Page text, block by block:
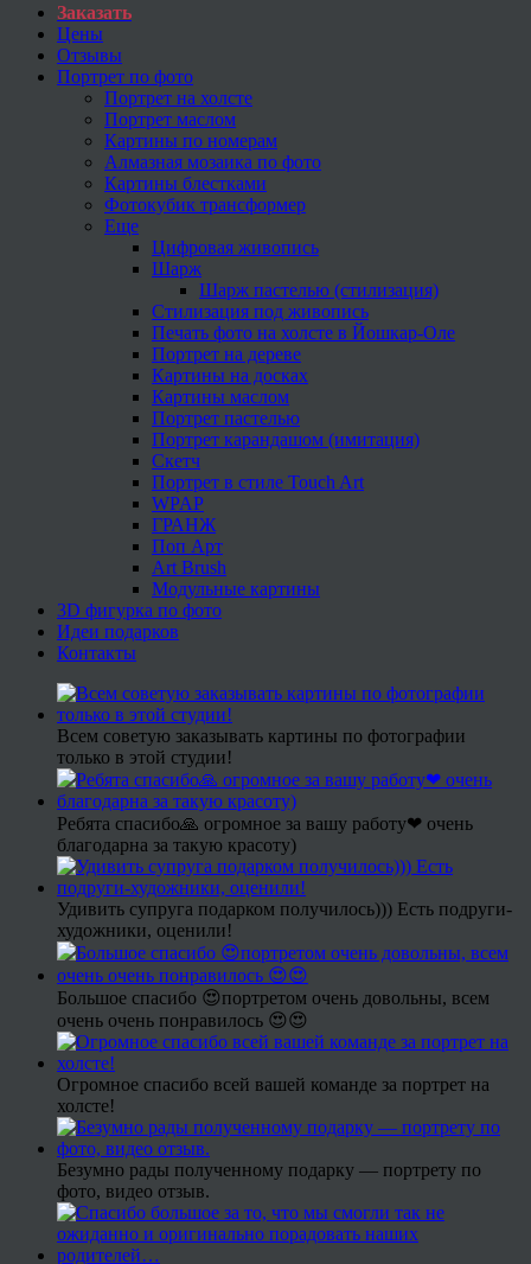
Заказать
Цены
Отзывы
Портрет по фото
Портрет на холсте
Портрет маслом
Картины по номерам
Алмазная мозаика по фото
Картины блестками
Фотокубик трансформер
Еще
Цифровая живопись
Шарж
Шарж пастелью (стилизация)
Стилизация под живопись
Печать фото на холсте в Йошкар-Оле
Портрет на дереве
Картины на досках
Картины маслом
Портрет пастелью
Портрет карандашом (имитация)
Скетч
Портрет в стиле Touch Art
WPAP
ГРАНЖ
Поп Арт
Art Brush
Модульные картины
3D фигурка по фото
Идеи подарков
Контакты
Всем советую заказывать картины по фотографии
только в этой студии!
Ребята спасибо🙏 огромное за вашу работу❤ очень
благодарна за такую красоту)
Удивить супруга подарком получилось))) Есть подруги-
художники, оценили!
Большое спасибо 😍портретом очень довольны, всем
очень очень понравилось 😍😍
Огромное спасибо всей вашей команде за портрет на
холсте!
Безумно рады полученному подарку — портрету по
фото, видео отзыв.